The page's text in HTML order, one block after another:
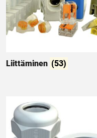
Liittäminen (53)